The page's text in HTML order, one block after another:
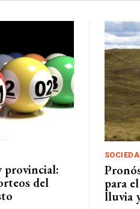
provincial:
del
para
lluvia